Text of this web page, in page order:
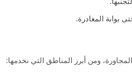
بوابة المغادرة.
ومن أبرز المناطق التي نخدمها: